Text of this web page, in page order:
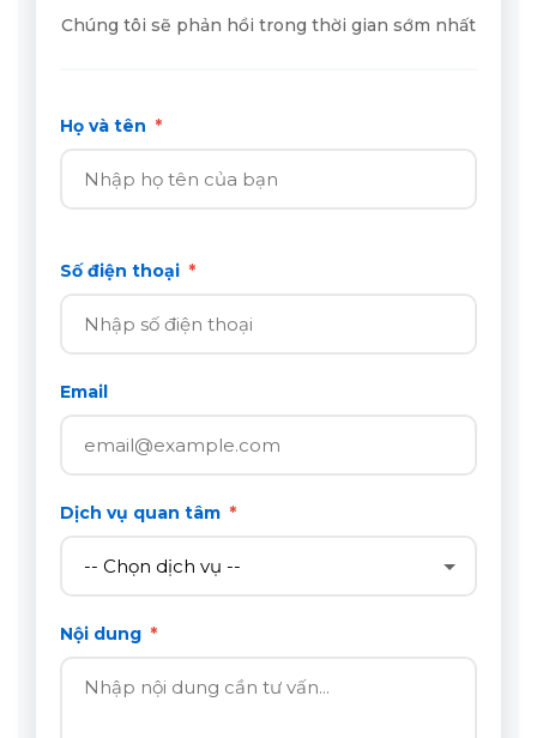
Chúng tôi sẽ phản hồi trong thời gian sớm nhất
Họ và tên *
Số điện thoại *
Email
Dịch vụ quan tâm *
Nội dung *